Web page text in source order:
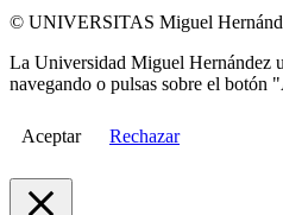
© UNIVERSITAS Miguel
La Universidad Miguel Hernández
navegando o pulsas sobre el botón
Aceptar Rechazar